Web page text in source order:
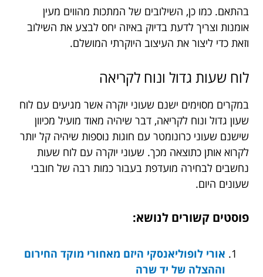
בהתאם. כמו כן, השילובים של המתכות מהווים מעין
אומנות וצריך לדעת בדיוק באיזה יחס לבצע את השילוב
וזאת כדי ליצור את העיצוב היוקרתי המושלם.
לוח שעות גדול ונוח לקריאה
במקרים מסוימים ישנם שעוני יוקרה אשר מגיעים עם לוח
שעון גדול ונוח לקריאה, דבר שיהיה מאוד מועיל מכיוון
שישנם שעוני כרונומטר עם חוגות נוספות שיהיה קל יותר
לקרוא אותן כתוצאה מכך. שעוני יוקרה עם לוח שעות
נחשבים לבחירה מועדפת בעבור כמות רבה של חובבי
שעונים היום.
פוסטים קשורים לנושא:
אורי לופוליאנסקי היזם מאחורי מוקד החירום
וההצלה של יד שרה